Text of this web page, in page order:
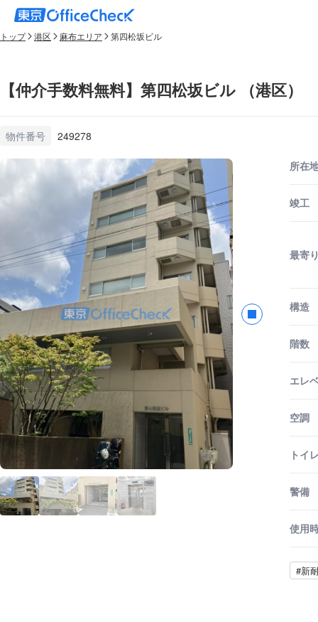
トップ 港区 麻布エリア 第四松坂ビル
【仲介手数料無料】第四松坂ビル （港区）
物件番号 249278
所在
竣工
最寄
構造
階数
エレ
空調
トイ
警備
使用
#新